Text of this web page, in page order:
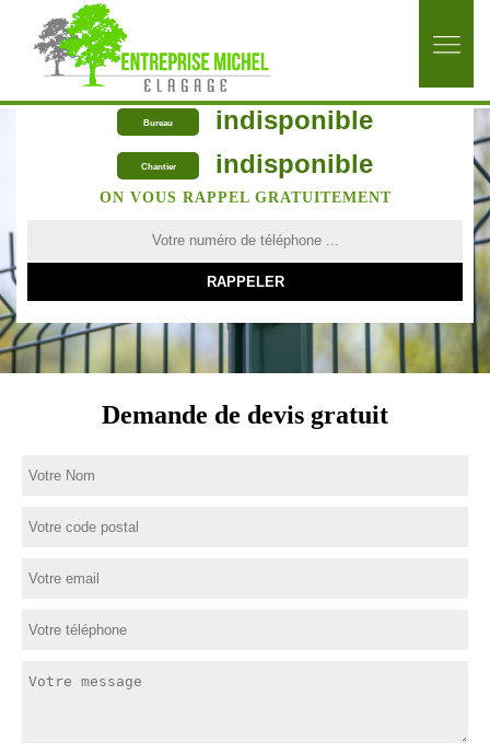
Bureau indisponible
Chantier indisponible
ON VOUS RAPPEL GRATUITEMENT
Demande de devis gratuit